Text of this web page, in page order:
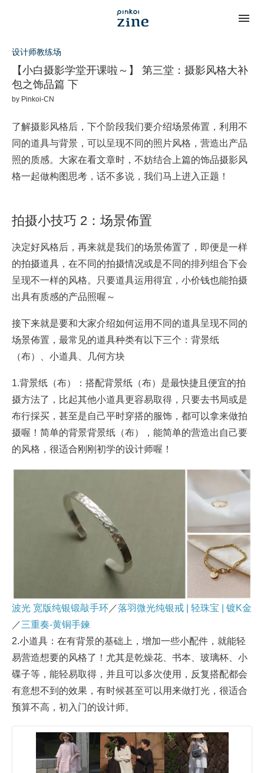
设计师教练场
【小白摄影学堂开课啦～】 第三堂：摄影风格大补
包之饰品篇 下
by Pinkoi-CN
了解摄影风格后，下个阶段我们要介绍场景佈置，利用不
同的道具与背景，可以呈现不同的照片风格，营造出产品
照的质感。大家在看文章时，不妨结合上篇的饰品摄影风
格一起做构图思考，话不多说，我们马上进入正题！
拍摄小技巧 2：场景佈置
决定好风格后，再来就是我们的场景佈置了，即便是一样
的拍摄道具，在不同的拍摄情况或是不同的排列组合下会
呈现不一样的风格。只要道具运用得宜，小价钱也能拍摄
出具有质感的产品照喔～
接下来就是要和大家介绍如何运用不同的道具呈现不同的
场景佈置，最常见的道具种类有以下三个：背景纸
（布）、小道具、几何方块
1.背景纸（布）：搭配背景纸（布）是最快捷且便宜的拍
摄方法了，比起其他小道具更容易取得，只要去书局或是
布行採买，甚至是自己平时穿搭的服饰，都可以拿来做拍
摄喔！简单的背景背景纸（布），能简单的营造出自己要
的风格，很适合刚刚初学的设计师喔！
波光 宽版纯银锻敲手环 ／落羽微光纯银戒 | 轻珠宝 | 镀K金
／三重奏-黄铜手鍊
2.小道具：在有背景的基础上，增加一些小配件，就能轻
易营造想要的风格了！尤其是乾燥花、书本、玻璃杯、小
碟子等，能轻易取得，并且可以多次使用，反复搭配都会
有意想不到的效果，有时候甚至可以用来做打光，很适合
预算不高，初入门的设计师。